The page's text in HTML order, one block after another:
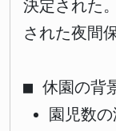
決定された
された夜間
■ 休園の背
園児数